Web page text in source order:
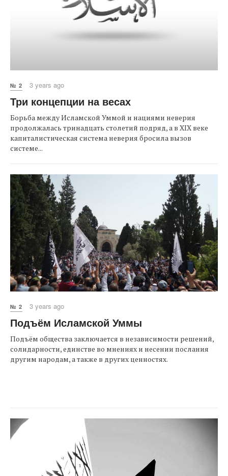
№ 2 3 years ago
Три концепции на весах
Борьба между Исламской Уммой и нациями неверия
продолжалась тринадцать столетий подряд, а в XIX веке
капиталистическая система неверия бросила вызов
системе...
№ 2 3 years ago
Подъём Исламской Уммы
Подъём общества заключается в независимости решений,
солидарности, единстве во мнениях и несении послания
другим народам, а также в других ценностях.